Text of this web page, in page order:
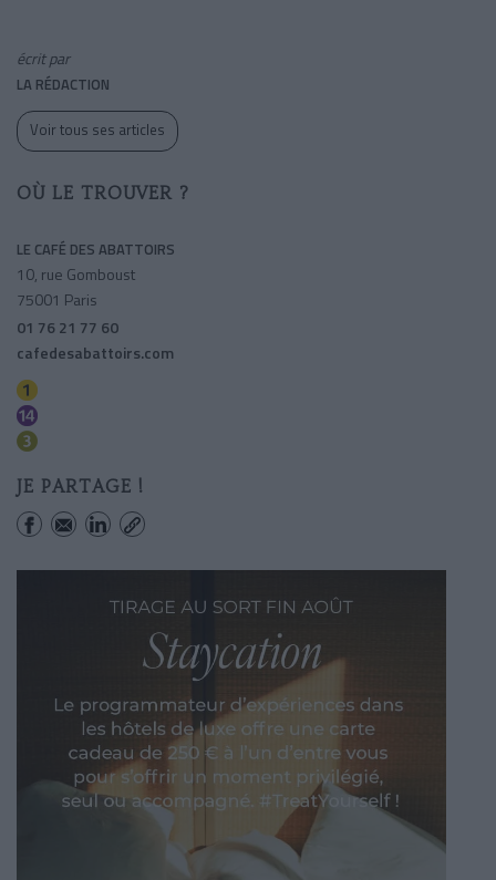
écrit par
LA RÉDACTION
Voir tous ses articles
OÙ LE TROUVER ?
LE CAFÉ DES ABATTOIRS
10, rue Gomboust
75001 Paris
01 76 21 77 60
cafedesabattoirs.com
JE PARTAGE !